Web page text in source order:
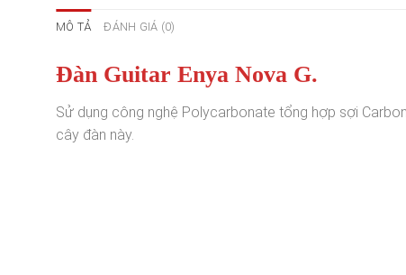
MÔ TẢ ĐÁNH GIÁ (0)
Đàn Guitar Enya Nova G.
Sử dụng công nghệ Polycarbonate tổng hợp sợi
cây đàn này.